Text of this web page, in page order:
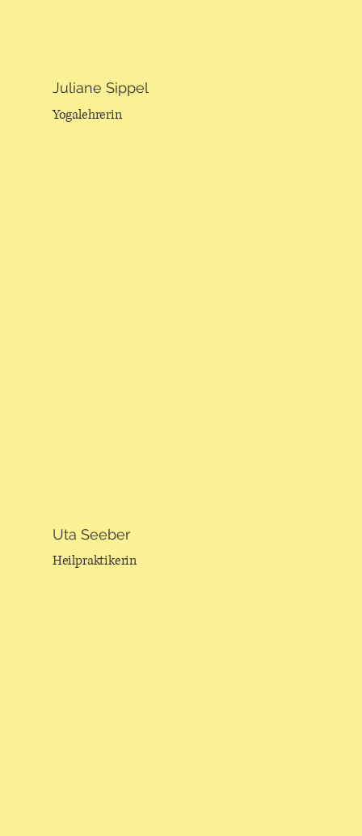
Juliane Sippel
Yogalehrerin
Uta Seeber
Heilpraktikerin